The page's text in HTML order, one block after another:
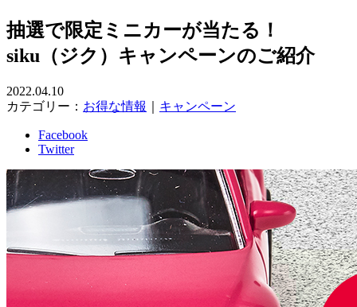
抽選で限定ミニカーが当たる！
siku（ジク）キャンペーンのご紹介
2022.04.10
カテゴリー： お得な情報 キャンペーン
Facebook
Twitter